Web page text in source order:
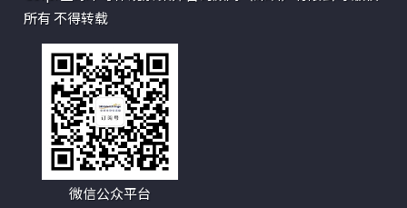
所有 不得转载
微信公众平台